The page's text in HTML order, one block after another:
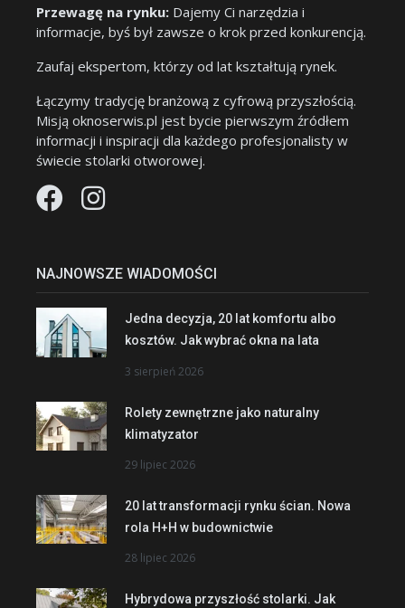
Przewagę na rynku: Dajemy Ci narzędzia i
informacje, byś był zawsze o krok przed konkurencją.
Zaufaj ekspertom, którzy od lat kształtują rynek.
Łączymy tradycję branżową z cyfrową przyszłością.
Misją oknoserwis.pl jest bycie pierwszym źródłem
informacji i inspiracji dla każdego profesjonalisty w
świecie stolarki otworowej.
NAJNOWSZE WIADOMOŚCI
Jedna decyzja, 20 lat komfortu albo
kosztów. Jak wybrać okna na lata
3 sierpień 2026
Rolety zewnętrzne jako naturalny
klimatyzator
29 lipiec 2026
20 lat transformacji rynku ścian. Nowa
rola H+H w budownictwie
28 lipiec 2026
Hybrydowa przyszłość stolarki. Jak